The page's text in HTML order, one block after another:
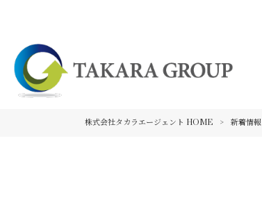
株式会社タカラエージェント HOME > 新着情報